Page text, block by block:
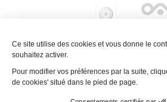
Ce site utilise des cookies et vous donne le
souhaitez activer.
Pour modifier vos préférences par la suite,
de cookies' situé dans le pied de page.